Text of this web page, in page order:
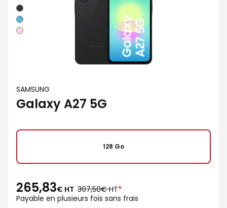
Noir
Bleu
Rose
SAMSUNG
Galaxy A27 5G
128 Go
265,83€ HT au
lieu
de
307,50€ HT*
Payable en plusieurs fois sans frais